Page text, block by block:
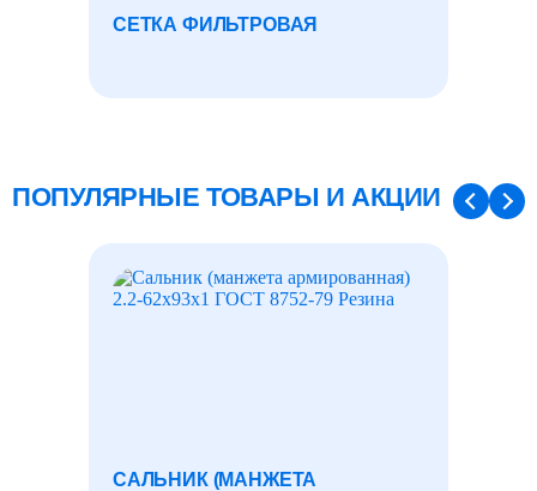
СЕТКА ФИЛЬТРОВАЯ
ПОПУЛЯРНЫЕ ТОВАРЫ И АКЦИИ
САЛЬНИК (МАНЖЕТА